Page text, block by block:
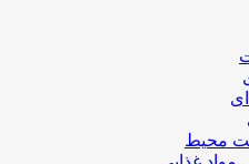
محيط